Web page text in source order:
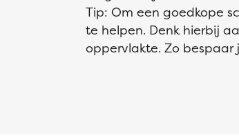
Tip: Om een goedkope
te helpen. Denk hierbij
oppervlakte. Zo bespaar